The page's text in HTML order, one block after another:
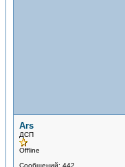
Ars
ДСП
Offline
Сообщений: 442